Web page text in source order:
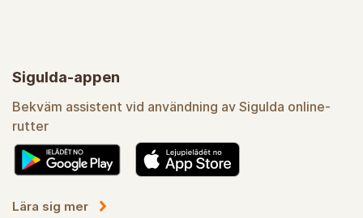
Sigulda-appen
Bekväm assistent vid användning av Sigulda online-
rutter
Lära sig mer